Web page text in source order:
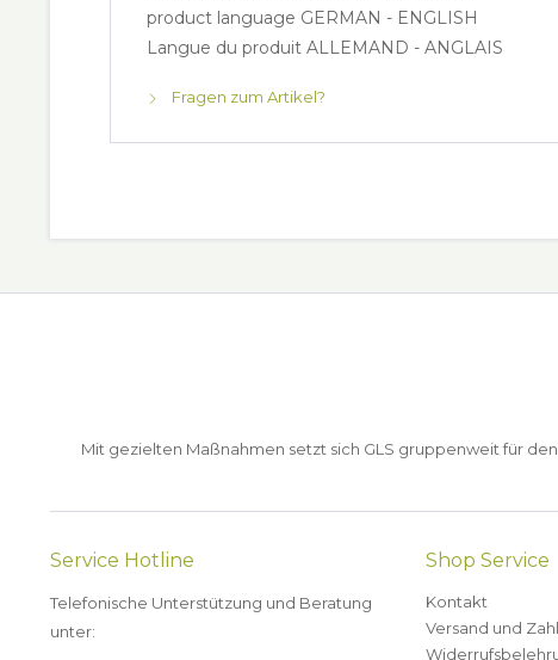
product language GERMAN - ENGLISH
Langue du produit ALLEMAND - ANGLAIS
Fragen zum Artikel?
Mit gezielten Maßnahmen setzt sich GLS gruppenweit für
Service Hotline
Telefonische Unterstützung und Beratung
unter:
Shop Service
Kontakt
Versand und